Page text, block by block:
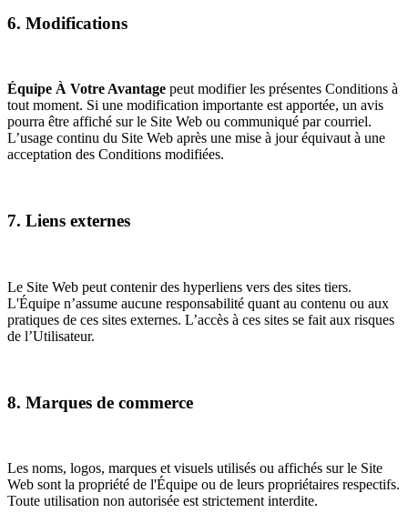
6. Modifications
Équipe À Votre Avantage peut modifier les présentes Conditions à
tout moment. Si une modification importante est apportée, un avis
pourra être affiché sur le Site Web ou communiqué par courriel.
L’usage continu du Site Web après une mise à jour équivaut à une
acceptation des Conditions modifiées.
7. Liens externes
Le Site Web peut contenir des hyperliens vers des sites tiers.
L'Équipe n’assume aucune responsabilité quant au contenu ou aux
pratiques de ces sites externes. L’accès à ces sites se fait aux risques
de l’Utilisateur.
8. Marques de commerce
Les noms, logos, marques et visuels utilisés ou affichés sur le Site
Web sont la propriété de l'Équipe ou de leurs propriétaires respectifs.
Toute utilisation non autorisée est strictement interdite.